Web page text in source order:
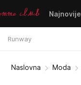
Najnovije
Runway
Naslovna Moda